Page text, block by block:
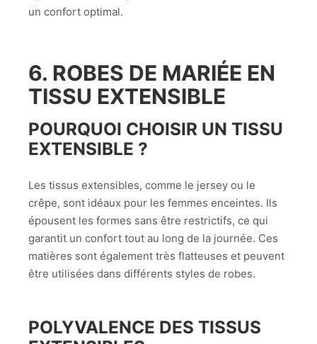
un confort optimal.
6. ROBES DE MARIÉE EN
TISSU EXTENSIBLE
POURQUOI CHOISIR UN TISSU
EXTENSIBLE ?
Les tissus extensibles, comme le jersey ou le
crêpe, sont idéaux pour les femmes enceintes. Ils
épousent les formes sans être restrictifs, ce qui
garantit un confort tout au long de la journée. Ces
matières sont également très flatteuses et peuvent
être utilisées dans différents styles de robes.
POLYVALENCE DES TISSUS